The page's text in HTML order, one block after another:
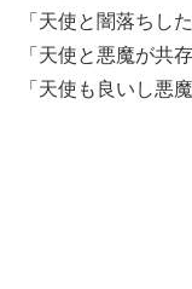
「天使と闇落ちし
「天使と悪魔が共
「天使も良いし悪